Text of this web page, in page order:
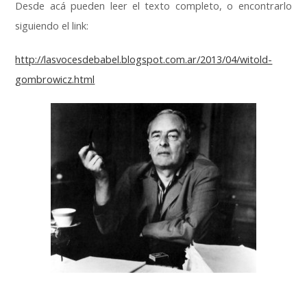
Desde acá pueden leer el texto completo,o encontrarlo
siguiendo el link:
http://lasvocesdebabel.blogspot.com.ar/2013/04/witold-
gombrowicz.html